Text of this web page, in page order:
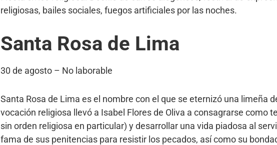
religiosas, bailes sociales, fuegos artificiales por las noches.
Santa Rosa de Lima
30 de agosto – No laborable
Santa Rosa de Lima es el nombre con el que se eternizó una limeña
vocación religiosa llevó a Isabel Flores de Oliva a consagrarse como
sin orden religiosa en particular) y desarrollar una vida piadosa al
fama de sus penitencias para resistir los pecados, así como su